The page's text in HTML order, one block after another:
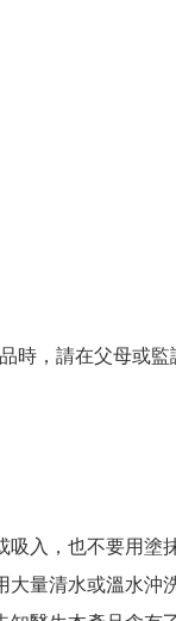
時，請在父母或監
吸入，也不要用塗
大量清水或溫水沖